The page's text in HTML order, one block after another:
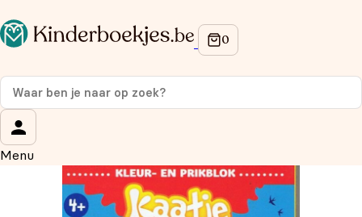
Menu
Op de hoogte blijven van onze acties?
Meld je aan voor onze nieuwsbrief en ontvang
korting
Wat is je voornaam?
Wat is je e-mailadres?*